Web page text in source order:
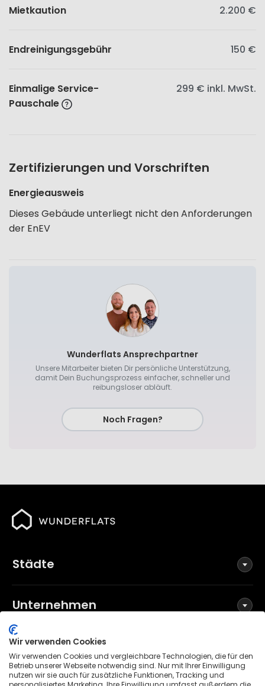
Mietkaution 2.200 €
Endreinigungsgebühr 150 €
Einmalige Service-
Pauschale
299 € inkl. MwSt.
Zertifizierungen und Vorschriften
Energieausweis
Dieses Gebäude unterliegt nicht den Anforderungen
der EnEV
Wunderflats Ansprechpartner
Unsere Mitarbeiter bieten Dir persönliche Unterstützung,
damit Dein Buchungsprozess einfacher, schneller und
reibungsloser abläuft.
Noch Fragen?
Städte
Unternehmen
Social Media
Wir verwenden Cookies
Wir verwenden Cookies und vergleichbare Technologien, die für den
Betrieb unserer Webseite notwendig sind. Nur mit Ihrer Einwilligung
nutzen wir sie auch für zusätzliche Funktionen, Tracking und